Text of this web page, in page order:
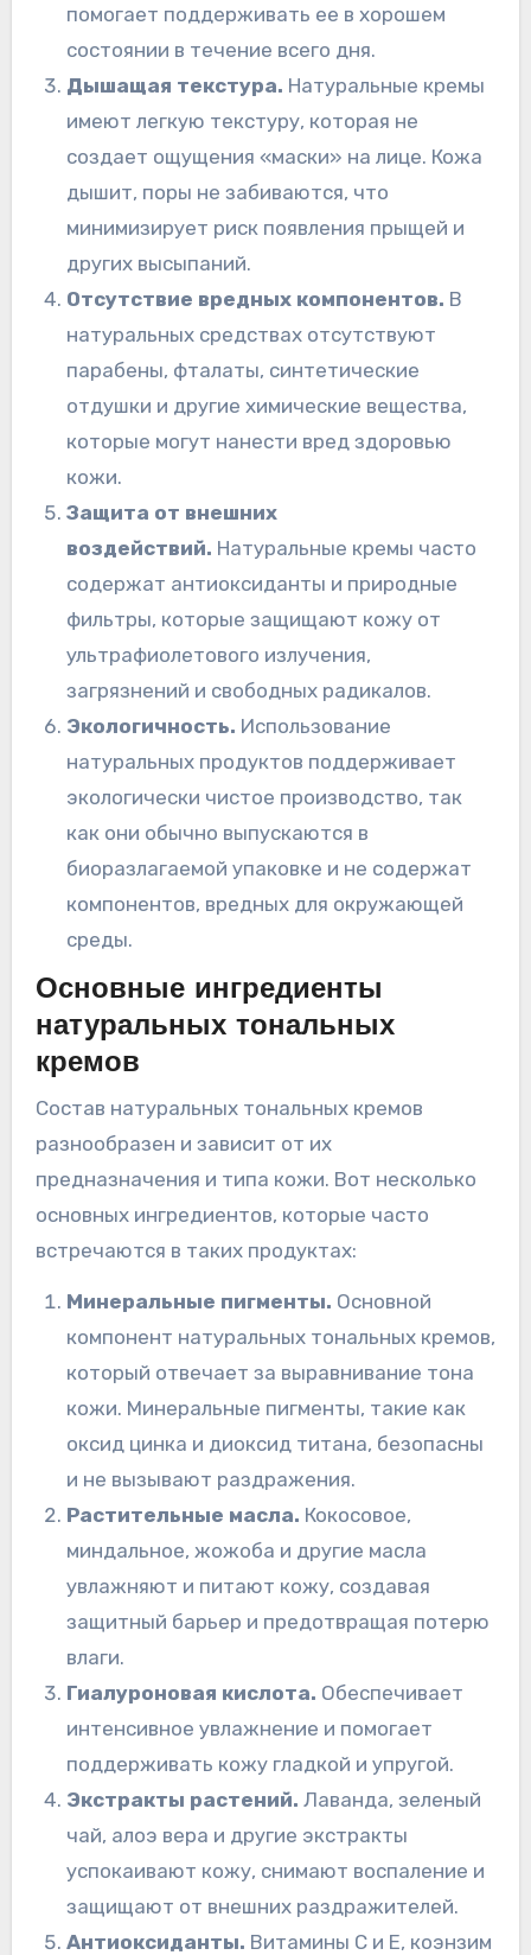
помогает поддерживать ее в хорошем
состоянии в течение всего дня.
Дышащая текстура. Натуральные кремы
имеют легкую текстуру, которая не
создает ощущения «маски» на лице. Кожа
дышит, поры не забиваются, что
минимизирует риск появления прыщей и
других высыпаний.
Отсутствие вредных компонентов. В
натуральных средствах отсутствуют
парабены, фталаты, синтетические
отдушки и другие химические вещества,
которые могут нанести вред здоровью
кожи.
Защита от внешних
воздействий. Натуральные кремы часто
содержат антиоксиданты и природные
фильтры, которые защищают кожу от
ультрафиолетового излучения,
загрязнений и свободных радикалов.
Экологичность. Использование
натуральных продуктов поддерживает
экологически чистое производство, так
как они обычно выпускаются в
биоразлагаемой упаковке и не содержат
компонентов, вредных для окружающей
среды.
Основные ингредиенты
натуральных тональных
кремов
Состав натуральных тональных кремов
разнообразен и зависит от их
предназначения и типа кожи. Вот несколько
основных ингредиентов, которые часто
встречаются в таких продуктах:
Минеральные пигменты. Основной
компонент натуральных тональных кремов,
который отвечает за выравнивание тона
кожи. Минеральные пигменты, такие как
оксид цинка и диоксид титана, безопасны
и не вызывают раздражения.
Растительные масла. Кокосовое,
миндальное, жожоба и другие масла
увлажняют и питают кожу, создавая
защитный барьер и предотвращая потерю
влаги.
Гиалуроновая кислота. Обеспечивает
интенсивное увлажнение и помогает
поддерживать кожу гладкой и упругой.
Экстракты растений. Лаванда, зеленый
чай, алоэ вера и другие экстракты
успокаивают кожу, снимают воспаление и
защищают от внешних раздражителей.
Антиоксиданты. Витамины C и E, коэнзим